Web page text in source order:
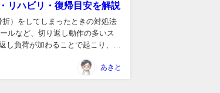
リハビリ・復帰目安を解説
）をしてしまったときの対処法
ルなど、切り返し動作の多いス
し負荷が加わることで起こり、治
あきと